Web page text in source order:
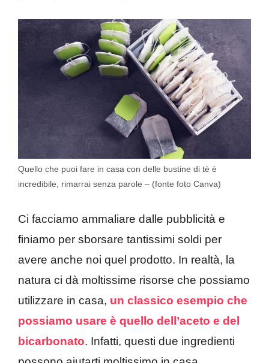
Quello che puoi fare in casa con delle bustine di tè è
incredibile, rimarrai senza parole – (fonte foto Canva)
Ci facciamo ammaliare dalle pubblicità e
finiamo per sborsare tantissimi soldi per
avere anche noi quel prodotto. In realtà, la
natura ci dà moltissime risorse che possiamo
utilizzare in casa, un classico esempio che
possiamo usare è quello dell’aceto e del
bicarbonato. Infatti, questi due ingredienti